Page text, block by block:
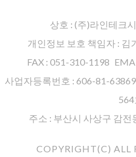
상호 : (주)라인테크
개인정보 보호 책임자 : 김
FAX : 051-310-1198
사업자등록번호 : 606-81-63869
564
주소 : 부산시 사상구 감
COPYRIGHT(C) ALL